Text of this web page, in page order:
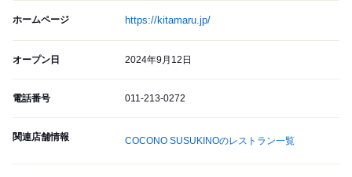
ホームページ https://kitamaru.jp/
オープン日 2024年9月12日
電話番号 011-213-0272
関連店舗情報 COCONO SUSUKINOのレストラン一覧